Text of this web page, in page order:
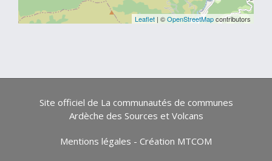
Leaflet | ©OpenStreetMapcontributors
Site officiel de La communautés de communes
Ardèche des Sources et Volcans
Mentions légales - Création MTCOM